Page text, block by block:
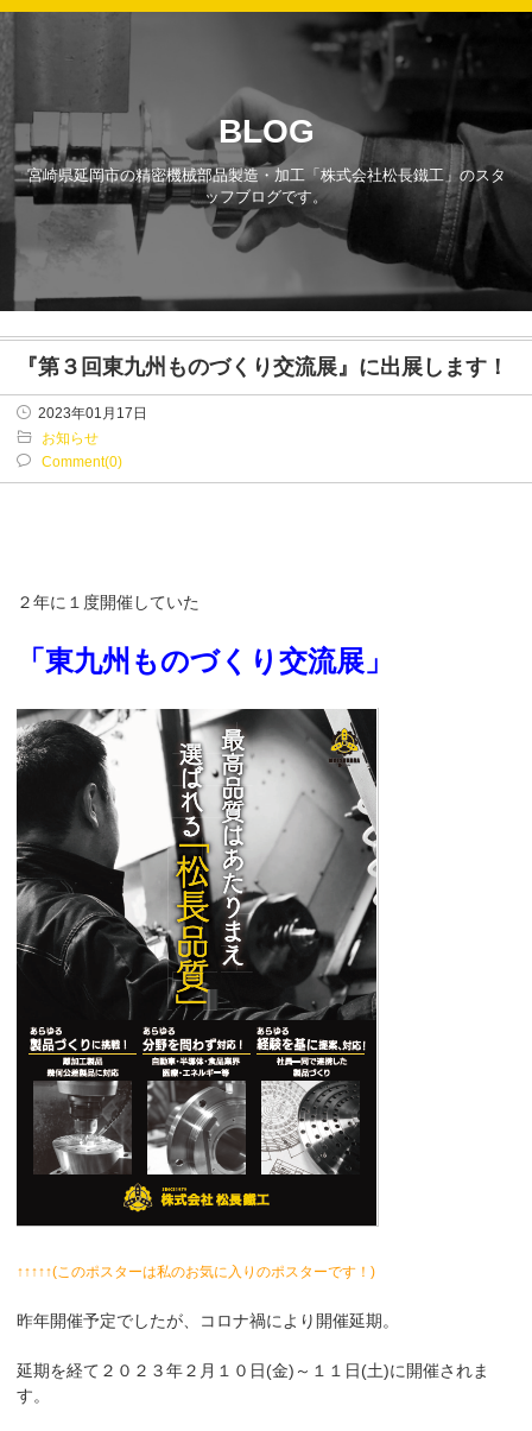
BLOG
宮崎県延岡市の精密機械部品製造・加工「株式会社松長鐵工」のスタ
ッフブログです。
『第３回東九州ものづくり交流展』に出展します！
2023年01月17日
お知らせ
Comment(0)
２年に１度開催していた
「東九州ものづくり交流展」
↑↑↑↑↑(このポスターは私のお気に入りのポスターです！)
昨年開催予定でしたが、コロナ禍により開催延期。
延期を経て２０２３年２月１０日(金)～１１日(土)に開催されま
す。